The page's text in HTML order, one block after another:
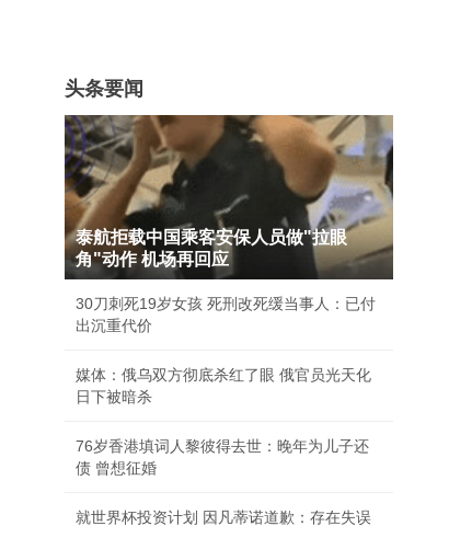
头条要闻
泰航拒载中国乘客安保人员做"拉眼
角"动作 机场再回应
30刀刺死19岁女孩 死刑改死缓当事人：已付
出沉重代价
媒体：俄乌双方彻底杀红了眼 俄官员光天化
日下被暗杀
76岁香港填词人黎彼得去世：晚年为儿子还
债 曾想征婚
就世界杯投资计划 因凡蒂诺道歉：存在失误